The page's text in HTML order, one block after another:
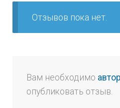
Отзывов пока нет.
Вам необходимо
опубликовать отзыв.